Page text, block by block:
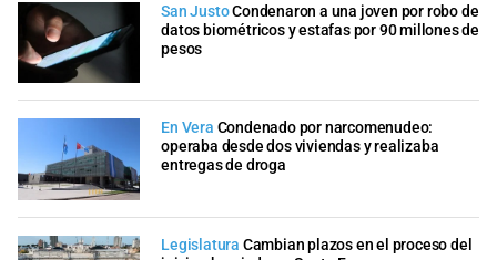
San JustoCondenaron a una joven por robo de
datos biométricos y estafas por 90 millones de
pesos
En Vera Condenado por narcomenudeo:
operaba desde dos viviendas y realizaba
entregas de droga
Legislatura Cambian plazos en el proceso del